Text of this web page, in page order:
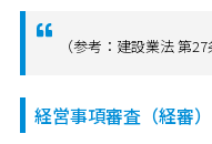
（参考：建設業法 第27
経営事項審査（経審